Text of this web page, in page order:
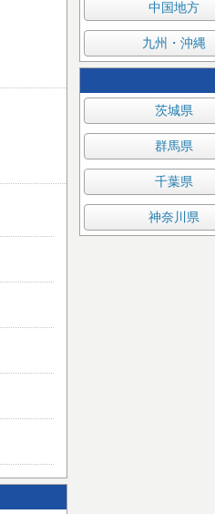
中国地方
九州・沖縄
茨城県
群馬県
千葉県
神奈川県